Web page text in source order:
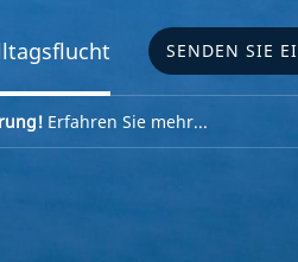
SENDEN SIE
Erfahren Sie mehr...